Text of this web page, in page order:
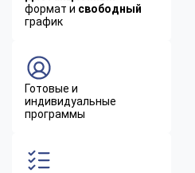
формат и свободный
график
Готовые и
индивидуальные
программы